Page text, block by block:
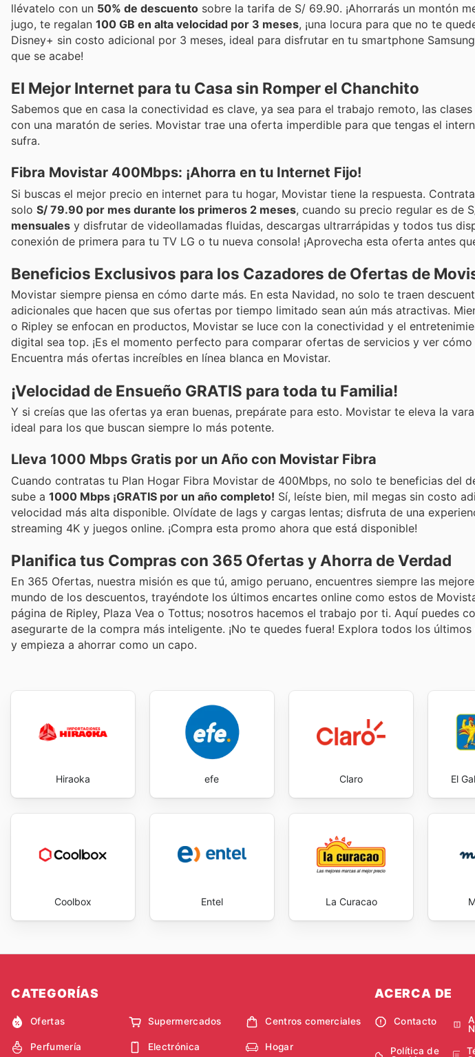
llévatelo con un 50% de descuento sobre la tarifa de S/ 69.90. ¡Ahorrarás un montón
jugo, te regalan 100 GB en alta velocidad por 3 meses, ¡una locura para que no te
Disney+ sin costo adicional por 3 meses, ideal para disfrutar en tu smartphone
que se acabe!
El Mejor Internet para tu Casa sin Romper el Chanchito
Sabemos que en casa la conectividad es clave, ya sea para el trabajo remoto, las
con una maratón de series. Movistar trae una oferta imperdible para que tengas el
sufra.
Fibra Movistar 400Mbps: ¡Ahorra en tu Internet Fijo!
Si buscas el mejor precio en internet para tu hogar, Movistar tiene la respuesta.
solo S/ 79.90 por mes durante los primeros 2 meses, cuando su precio regular es de
mensuales y disfrutar de videollamadas fluidas, descargas ultrarrápidas y todos tus
conexión de primera para tu TV LG o tu nueva consola! ¡Aprovecha esta oferta antes
Beneficios Exclusivos para los Cazadores de Ofertas de
Movistar siempre piensa en cómo darte más. En esta Navidad, no solo te traen
adicionales que hacen que sus ofertas por tiempo limitado sean aún más atractivas.
o Ripley se enfocan en productos, Movistar se luce con la conectividad y el
digital sea top. ¡Es el momento perfecto para comparar ofertas de servicios y ver
Encuentra más ofertas increíbles en línea blanca en Movistar.
¡Velocidad de Ensueño GRATIS para toda tu Familia!
Y si creías que las ofertas ya eran buenas, prepárate para esto. Movistar te eleva la
ideal para los que buscan siempre lo más potente.
Lleva 1000 Mbps Gratis por un Año con Movistar Fibra
Cuando contratas tu Plan Hogar Fibra Movistar de 400Mbps, no solo te beneficias del
sube a 1000 Mbps ¡GRATIS por un año completo! Sí, leíste bien, mil megas sin costo
velocidad más alta disponible. Olvídate de lags y cargas lentas; disfruta de una
streaming 4K y juegos online. ¡Compra esta promo ahora que está disponible!
Planifica tus Compras con 365 Ofertas y Ahorra de Verdad
En 365 Ofertas, nuestra misión es que tú, amigo peruano, encuentres siempre las
mundo de los descuentos, trayéndote los últimos encartes online como estos de
página de Ripley, Plaza Vea o Tottus; nosotros hacemos el trabajo por ti. Aquí puedes
asegurarte de la compra más inteligente. ¡No te quedes fuera! Explora todos los
y empieza a ahorrar como un capo.
Hiraoka efe Claro El
Coolbox Entel La Curacao
CATEGORÍAS
Ofertas Supermercados Centros comerciales
Perfumería Electrónica Hogar
ACERCA DE
Contacto
Política de